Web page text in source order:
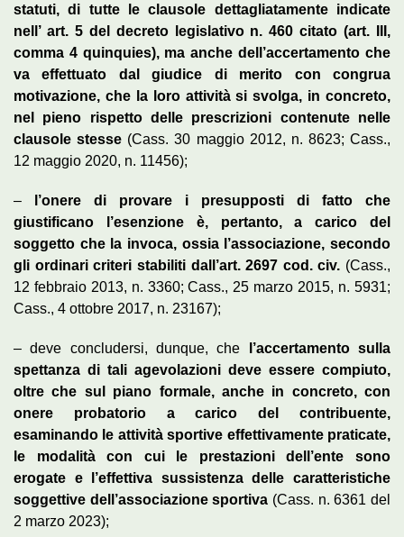
statuti, di tutte le clausole dettagliatamente indicate
nell’ art. 5 del decreto legislativo n. 460 citato (art. III,
comma 4 quinquies), ma anche dell’accertamento che
va effettuato dal giudice di merito con congrua
motivazione, che la loro attività si svolga, in concreto,
nel pieno rispetto delle prescrizioni contenute nelle
clausole stesse (Cass. 30 maggio 2012, n. 8623; Cass.,
12 maggio 2020, n. 11456);
–
l’onere di provare i presupposti di fatto che
giustificano l’esenzione è, pertanto, a carico del
soggetto che la invoca, ossia l’associazione, secondo
gli ordinari criteri stabiliti dall’art. 2697 cod. civ. (Cass.,
12 febbraio 2013, n. 3360; Cass., 25 marzo 2015, n. 5931;
Cass., 4 ottobre 2017, n. 23167);
– deve concludersi, dunque, che
l’accertamento sulla
spettanza di tali agevolazioni deve essere compiuto,
oltre che sul piano formale, anche in concreto, con
onere probatorio a carico del contribuente,
esaminando le attività sportive effettivamente praticate,
le modalità con cui le prestazioni dell’ente sono
erogate e l’effettiva sussistenza delle caratteristiche
soggettive dell’associazione sportiva (Cass. n. 6361 del
2 marzo 2023);